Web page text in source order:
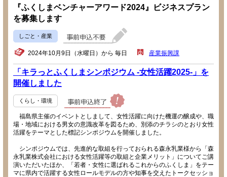
『ふくしまベンチャーアワード2024』ビジネスプラン
を募集します
しごと・産業
2024年10月9日（水曜日）から 毎日 産業振興課
「キラっとふくしまシンポジウム -女性活躍2025-」を
開催しました
くらし・環境
福島県主催のイベントとしまして、女性活躍に向けた機運の醸成や、職
場・地域における男女の意識改革を図るため、別添のチラシのとおり女性
活躍をテーマとした標記シンポジウムを開催しました。
シンポジウムでは、先進的な取組を行っておられる森永乳業様から「森
永乳業株式会社における女性活躍等の取組と企業メリット」についてご講
演いただいたほか、「若者・女性に選ばれるこれからのふくしま」をテー
マに県内で活躍する女性ロールモデルの方や知事を交えたトークセッショ